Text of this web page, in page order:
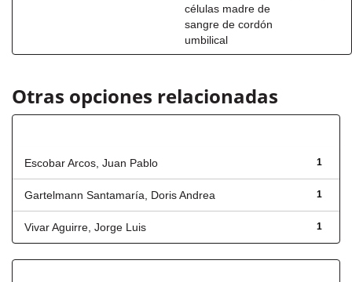
células madre de
sangre de cordón
umbilical
Otras opciones relacionadas
1
Escobar Arcos, Juan Pablo
1
Gartelmann Santamaría, Doris Andrea
1
Vivar Aguirre, Jorge Luis